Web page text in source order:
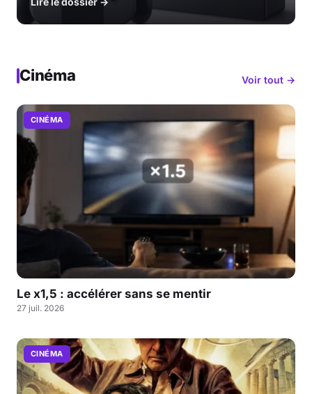
Cinéma Voir tout →
CINÉMA
Le x1,5 : accélérer sans se mentir
27 juil. 2026
CINÉMA